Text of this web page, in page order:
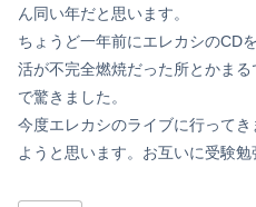
ん同い年だと思います。
ちょうど一年前にエレカシのCD
活が不完全燃焼だった所とかま
で驚きました。
今度エレカシのライブに行って
ようと思います。お互いに受験勉